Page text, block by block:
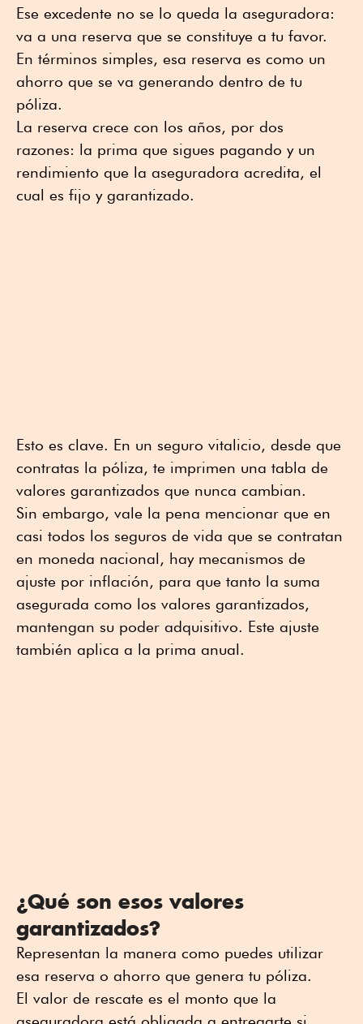
Ese excedente no se lo queda la aseguradora:
va a una reserva que se constituye a tu favor.
En términos simples, esa reserva es como un
ahorro que se va generando dentro de tu
póliza.
La reserva crece con los años, por dos
razones: la prima que sigues pagando y un
rendimiento que la aseguradora acredita, el
cual es fijo y garantizado.
Esto es clave. En un seguro vitalicio, desde que
contratas la póliza, te imprimen una tabla de
valores garantizados que nunca cambian.
Sin embargo, vale la pena mencionar que en
casi todos los seguros de vida que se contratan
en moneda nacional, hay mecanismos de
ajuste por inflación, para que tanto la suma
asegurada como los valores garantizados,
mantengan su poder adquisitivo. Este ajuste
también aplica a la prima anual.
¿Qué son esos valores
garantizados?
Representan la manera como puedes utilizar
esa reserva o ahorro que genera tu póliza.
El valor de rescate es el monto que la